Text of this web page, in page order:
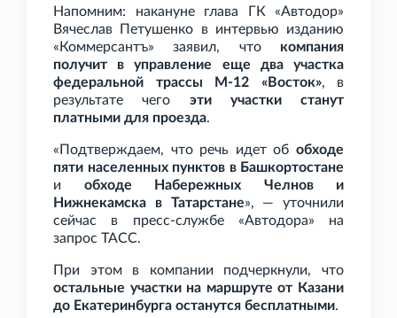
Напомним: накануне глава ГК «Автодор»
Вячеслав Петушенко в интервью изданию
«Коммерсантъ» заявил, что компания
получит в управление еще два участка
федеральной трассы М-12 «Восток», в
результате чего эти участки станут
платными для проезда.
«Подтверждаем, что речь идет об обходе
пяти населенных пунктов в Башкортостане
и обходе Набережных Челнов и
Нижнекамска в Татарстане», — уточнили
сейчас в пресс-службе «Автодора» на
запрос ТАСС.
При этом в компании подчеркнули, что
остальные участки на маршруте от Казани
до Екатеринбурга останутся бесплатными.